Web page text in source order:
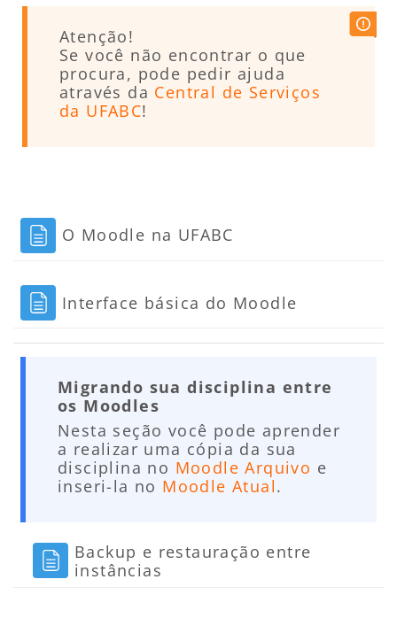
Atenção!
Se você não encontrar o que
procura, pode pedir ajuda
através da Central de Serviços
da UFABC!
O Moodle na UFABC
Interface básica do Moodle
Migrando sua disciplina entre
os Moodles
Nesta seção você pode aprender
a realizar uma cópia da sua
disciplina no Moodle Arquivo e
inseri-la no Moodle Atual.
Backup e restauração entre
instâncias